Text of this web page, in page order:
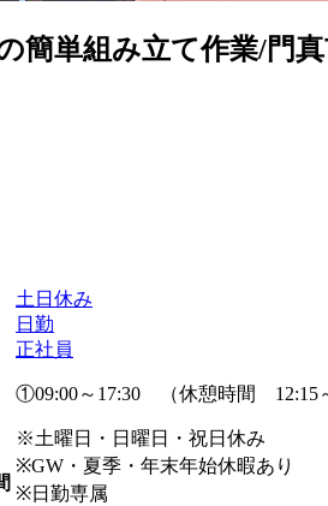
簡単組み立て作業/門
土日休み
日勤
正社員
①09:00～17:30 （休憩時間 12:15～
※土曜日・日曜日・祝日休み
※GW・夏季・年末年始休暇あり
※日勤専属